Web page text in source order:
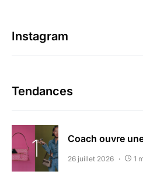
Instagram
Tendances
Coach ouvre
26 juillet 2026 1